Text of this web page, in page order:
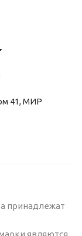
41, МИР
принадлежат
являются